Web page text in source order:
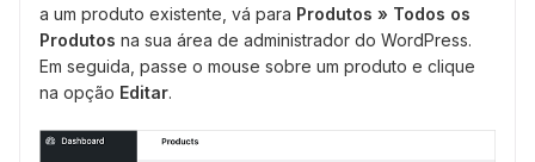
a um produto existente, vá para Produtos » Todos os
Produtos na sua área de administrador do WordPress.
Em seguida, passe o mouse sobre um produto e clique
na opção Editar.